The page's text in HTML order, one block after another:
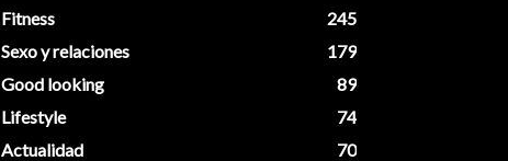
Fitness
245
Sexo y relaciones
179
Good looking
89
Lifestyle
74
Actualidad
70